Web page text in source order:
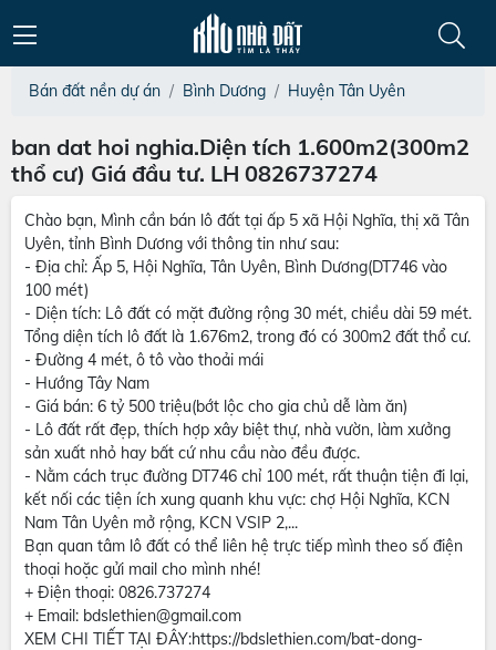
Bán đất nền dự án Bình Dương Huyện Tân Uyên
ban dat hoi nghia.Diện tích 1.600m2(300m2
thổ cư) Giá đầu tư. LH 0826737274
Chào bạn, Mình cần bán lô đất tại ấp 5 xã Hội Nghĩa, thị xã Tân
Uyên, tỉnh Bình Dương với thông tin như sau:
- Địa chỉ: Ấp 5, Hội Nghĩa, Tân Uyên, Bình Dương(DT746 vào
100 mét)
- Diện tích: Lô đất có mặt đường rộng 30 mét, chiều dài 59 mét.
Tổng diện tích lô đất là 1.676m2, trong đó có 300m2 đất thổ cư.
- Đường 4 mét, ô tô vào thoải mái
- Hướng Tây Nam
- Giá bán: 6 tỷ 500 triệu(bớt lộc cho gia chủ dễ làm ăn)
- Lô đất rất đẹp, thích hợp xây biệt thự, nhà vườn, làm xưởng
sản xuất nhỏ hay bất cứ nhu cầu nào đều được.
- Nằm cách trục đường DT746 chỉ 100 mét, rất thuận tiện đi lại,
kết nối các tiện ích xung quanh khu vực: chợ Hội Nghĩa, KCN
Nam Tân Uyên mở rộng, KCN VSIP 2,...
Bạn quan tâm lô đất có thể liên hệ trực tiếp mình theo số điện
thoại hoặc gửi mail cho mình nhé!
+ Điện thoại: 0826.737274
+ Email: bdslethien@gmail.com
XEM CHI TIẾT TẠI ĐÂY:https://bdslethien.com/bat-dong-